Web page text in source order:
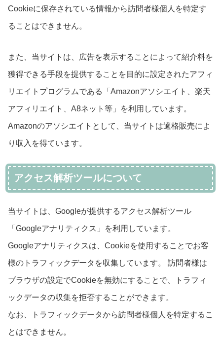
Cookieに保存されている情報から訪問者様個人を特定す
ることはできません。
また、当サイトは、広告を表示することによって紹介料を
獲得できる手段を提供することを目的に設定されたアフィ
リエイトプログラムである「Amazonアソシエイト、楽天
アフィリエイト、A8ネット等」を利用しています。
Amazonのアソシエイトとして、当サイトは適格販売によ
り収入を得ています。
アクセス解析ツールについて
当サイトは、Googleが提供するアクセス解析ツール
「Googleアナリティクス」を利用しています。
Googleアナリティクスは、Cookieを使用することでお客
様のトラフィックデータを収集しています。 訪問者様は
ブラウザの設定でCookieを無効にすることで、トラフィ
ックデータの収集を拒否することができます。
なお、トラフィックデータから訪問者様個人を特定するこ
とはできません。